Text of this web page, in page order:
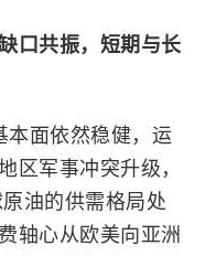
口共振，短期与长
本面依然稳健，运
区军事冲突升级，
油的供需格局处
轴心从欧美向亚洲